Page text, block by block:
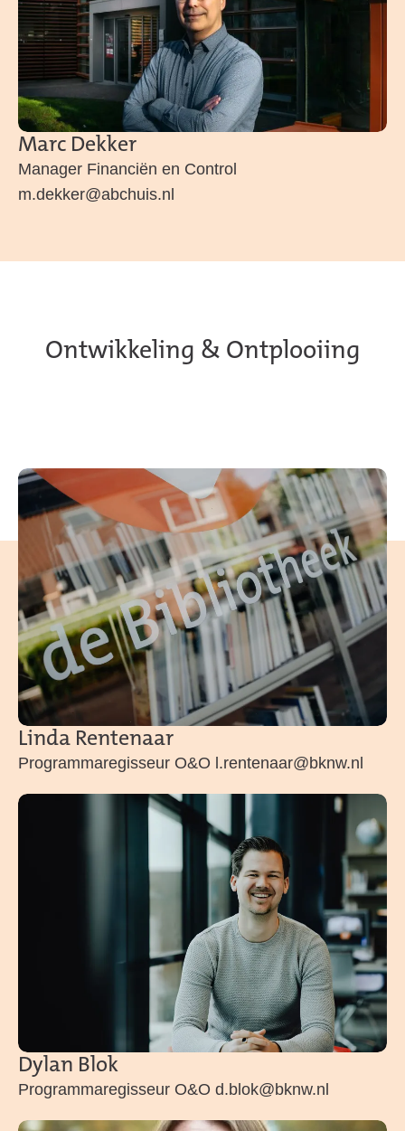
Marc Dekker
Manager Financiën en Control
m.dekker@abchuis.nl
Ontwikkeling & Ontplooiing
Linda Rentenaar
Programmaregisseur O&O l.rentenaar@bknw.nl
Dylan Blok
Programmaregisseur O&O d.blok@bknw.nl